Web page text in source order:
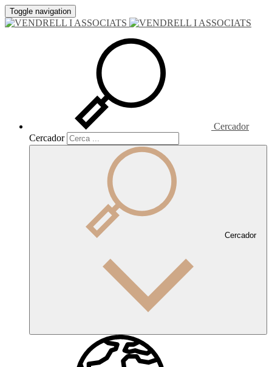
Toggle navigation
Cercador
Cercador
Cercador